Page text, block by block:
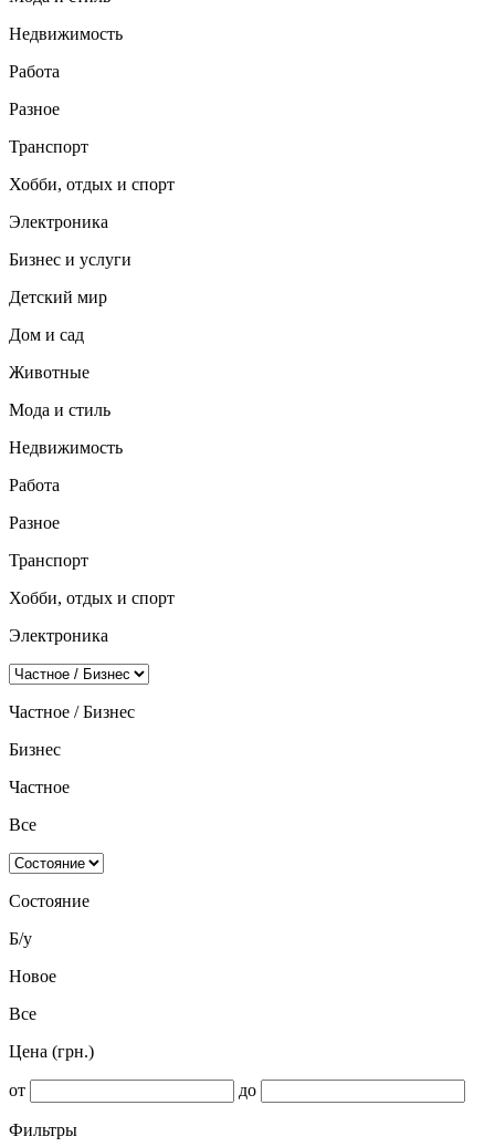
Недвижимость
Работа
Разное
Транспорт
Хобби, отдых и спорт
Электроника
Бизнес и услуги
Детский мир
Дом и сад
Животные
Мода и стиль
Недвижимость
Работа
Разное
Транспорт
Хобби, отдых и спорт
Электроника
Частное / Бизнес
Бизнес
Частное
Все
Состояние
Б/у
Новое
Все
Цена (грн.)
от до
Фильтры